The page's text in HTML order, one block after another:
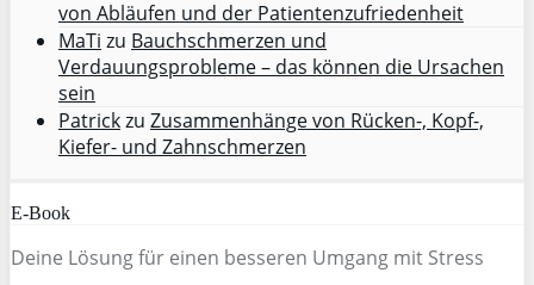
von Abläufen und der Patientenzufriedenheit
MaTi zu Bauchschmerzen und
Verdauungsprobleme – das können die Ursachen
sein
Patrickzu Zusammenhänge von Rücken-, Kopf-,
Kiefer- und Zahnschmerzen
E-Book
Deine Lösung für einen besseren Umgang mit Stress